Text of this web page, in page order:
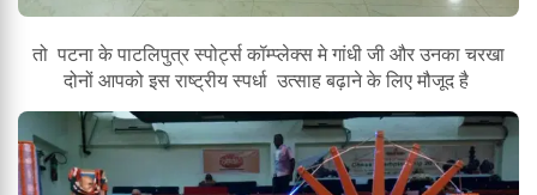
तो पटना के पाटलिपुत्र स्पोर्ट्स कॉम्प्लेक्स मे गांधी जी और उनका चरखा
दोनों आपको इस राष्ट्रीय स्पर्धा उत्साह बढ़ाने के लिए मौजूद है